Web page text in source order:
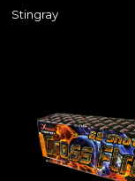
Stingray